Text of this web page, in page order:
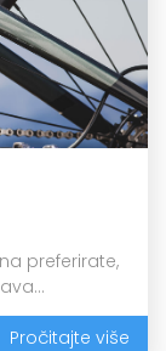
preferirate,
Pročitajte više